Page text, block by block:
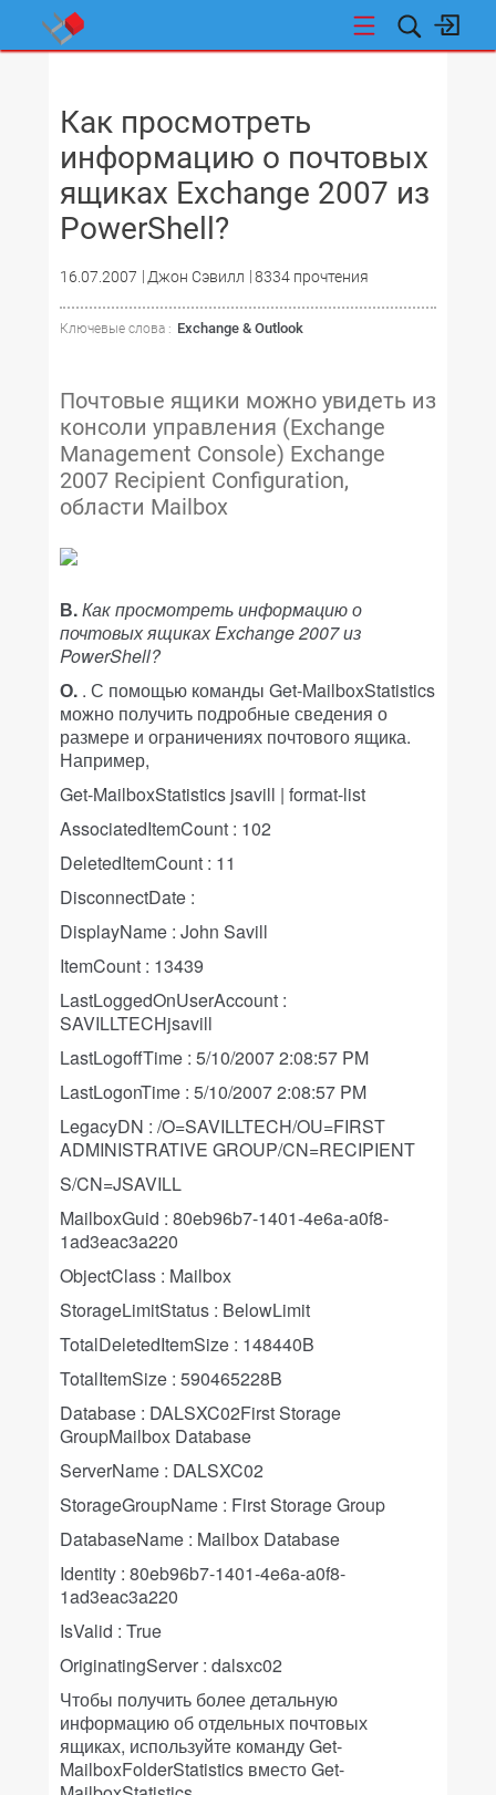
Как просмотреть
информацию о почтовых
ящиках Exchange 2007 из
PowerShell?
16.07.2007 Джон Сэвилл 8334 прочтения
Ключевые слова : Exchange & Outlook
Почтовые ящики можно увидеть из
консоли управления (Exchange
Management Console) Exchange
2007 Recipient Configuration,
области Mailbox
В.Как просмотреть информацию о
почтовых ящиках Exchange 2007 из
PowerShell?
О. . С помощью команды Get-MailboxStatistics
можно получить подробные сведения о
размере и ограничениях почтового ящика.
Например,
Get-MailboxStatistics jsavill | format-list
AssociatedItemCount : 102
DeletedItemCount : 11
DisconnectDate :
DisplayName : John Savill
ItemCount : 13439
LastLoggedOnUserAccount :
SAVILLTECHjsavill
LastLogoffTime : 5/10/2007 2:08:57 PM
LastLogonTime : 5/10/2007 2:08:57 PM
LegacyDN : /O=SAVILLTECH/OU=FIRST
ADMINISTRATIVE GROUP/CN=RECIPIENT
S/CN=JSAVILL
MailboxGuid : 80eb96b7-1401-4e6a-a0f8-
1ad3eac3a220
ObjectClass : Mailbox
StorageLimitStatus : BelowLimit
TotalDeletedItemSize : 148440B
TotalItemSize : 590465228B
Database : DALSXC02First Storage
GroupMailbox Database
ServerName : DALSXC02
StorageGroupName : First Storage Group
DatabaseName : Mailbox Database
Identity : 80eb96b7-1401-4e6a-a0f8-
1ad3eac3a220
IsValid : True
OriginatingServer : dalsxc02
Чтобы получить более детальную
информацию об отдельных почтовых
ящиках, используйте команду Get-
MailboxFolderStatistics вместо Get-